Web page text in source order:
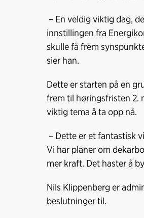
– En veldig viktig dag,
innstillingen fra
skulle få frem
sier han.
Dette er starten på en
frem til høringsfristen 2.
viktig tema å ta opp nå.
– Dette er et fantastisk
Vi har planer om
mer kraft. Det haster å
Nils Klippenberg er
beslutninger til.